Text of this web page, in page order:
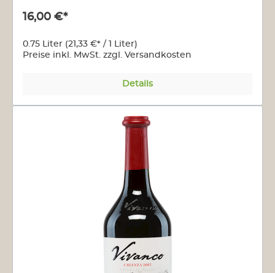
16,00 €*
0.75 Liter (21,33 €* / 1 Liter)
Preise inkl. MwSt. zzgl. Versandkosten
Details